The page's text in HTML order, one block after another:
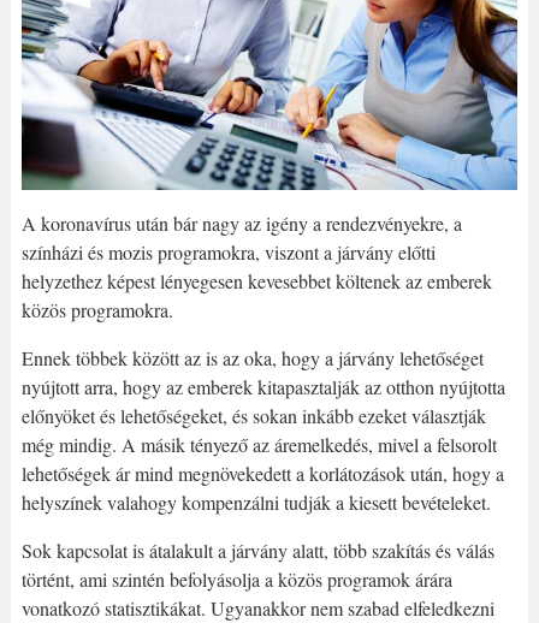
A koronavírus után bár nagy az igény a rendezvényekre, a
színházi és mozis programokra, viszont a járvány előtti
helyzethez képest lényegesen kevesebbet költenek az emberek
közös programokra.
Ennek többek között az is az oka, hogy a járvány lehetőséget
nyújtott arra, hogy az emberek kitapasztalják az otthon nyújtotta
előnyöket és lehetőségeket, és sokan inkább ezeket választják
még mindig. A másik tényező az áremelkedés, mivel a felsorolt
lehetőségek ár mind megnövekedett a korlátozások után, hogy a
helyszínek valahogy kompenzálni tudják a kiesett bevételeket.
Sok kapcsolat is átalakult a járvány alatt, több szakítás és válás
történt, ami szintén befolyásolja a közös programok árára
vonatkozó statisztikákat. Ugyanakkor nem szabad elfeledkezni